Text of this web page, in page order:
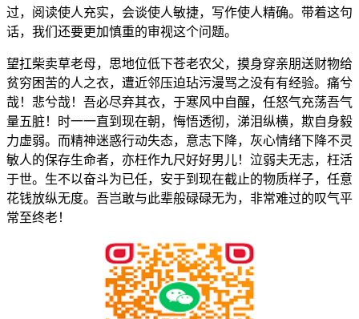
过，阅读使人充实，会谈使人敏捷，写作使人精确。带着这句
话，我们还要更加慎重的审视这个问题。
望扛柴卖草老母，思地位低下苍老农父，摸身穿亲朋送财物给
贫穷困苦的人之衣，遭近邻压迫玷污漫骂之没有有经验。痛兮
哉！悲兮哉！吾必尽弃其衣，于寒风中自醒，任怒气充荡吾气
量五脏！时一一直到现在朝，悔悟透彻，涕泪纵横，欺自身毅
力虚弱。而精神迷惑行动失态，意志下降，灰心情绪下降不灵
敏人的保存生命者，亦枉作九尺好好男儿！泣弱夫无志，枉活
于世。生不以奋斗为已任，安于到现在截止的物质样子，任意
花钱放纵无度。吾岂敢与此辈般碌碌无为，非常难过的叹气平
常至终老！